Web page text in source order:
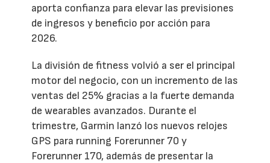
aporta confianza para elevar las previsiones
de ingresos y beneficio por acción para
2026.
La división de fitness volvió a ser el principal
motor del negocio, con un incremento de las
ventas del 25% gracias a la fuerte demanda
de wearables avanzados. Durante el
trimestre, Garmin lanzó los nuevos relojes
GPS para running Forerunner 70 y
Forerunner 170, además de presentar la